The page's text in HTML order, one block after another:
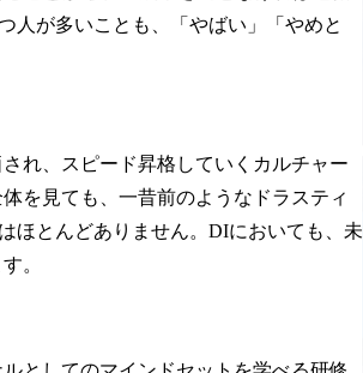
人が多いことも、「やばい」「やめと
れ、スピード昇格していくカルチャー
を見ても、一昔前のようなドラスティ
ほとんどありません。DIにおいても、未
。